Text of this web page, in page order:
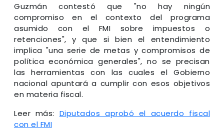
Guzmán contestó que "no hay ningún
compromiso en el contexto del programa
asumido con el FMI sobre impuestos o
retenciones", y que si bien el entendimiento
implica "una serie de metas y compromisos de
política económica generales", no se precisan
las herramientas con las cuales el Gobierno
nacional apuntará a cumplir con esos objetivos
en materia fiscal.
Leer más: Diputados aprobó el acuerdo fiscal
con el FMI